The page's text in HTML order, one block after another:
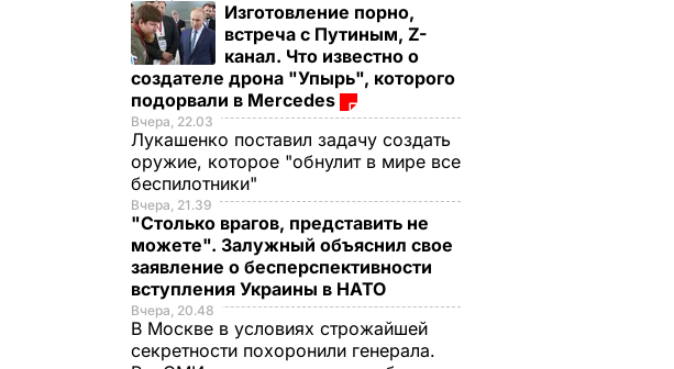
Изготовление порно,
встреча с Путиным, Z-
канал. Что известно о
создателе дрона "Упырь", которого
подорвали в Mercedes
Вчера, 22.03
Лукашенко поставил задачу создать
оружие, которое "обнулит в мире все
беспилотники"
Вчера, 21.39
"Столько врагов, представить не
можете". Залужный объяснил свое
заявление о бесперспективности
вступления Украины в НАТО
Вчера, 20.48
В Москве в условиях строжайшей
секретности похоронили генерала.